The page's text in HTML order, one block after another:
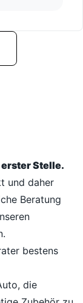
Stelle.
und daher
Beratung
bestens
die